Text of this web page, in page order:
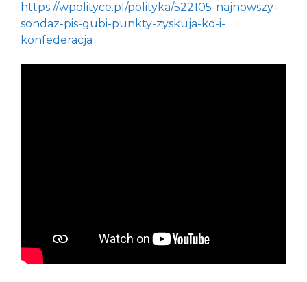
https://wpolityce.pl/polityka/522105-najnowszy-
sondaz-pis-gubi-punkty-zyskuja-ko-i-
konfederacja